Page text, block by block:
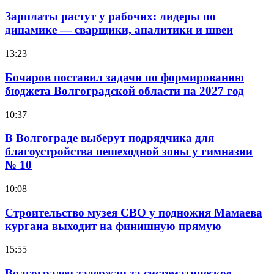
Зарплаты растут у рабочих: лидеры по
динамике — сварщики, аналитики и швеи
13:23
Бочаров поставил задачи по формированию
бюджета Волгоградской области на 2027 год
10:37
В Волгограде выберут подрядчика для
благоустройства пешеходной зоны у гимназии
№ 10
10:08
Строительство музея СВО у подножия Мамаева
кургана выходит на финишную прямую
15:55